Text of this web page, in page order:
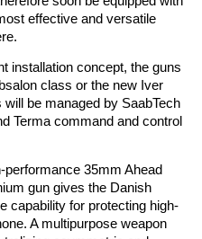
effective and versatile
installation concept, the guns
class or the new Iver
be managed by SaabTech
Terma command and control
performance 35mm Ahead
gun gives the Danish
capability for protecting high-
A multipurpose weapon